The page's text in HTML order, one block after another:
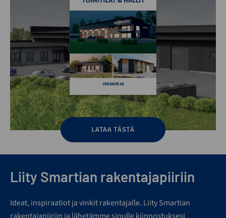
LATAA TÄSTÄ
Liity Smartian rakentajapiiriin
Ideat, inspiraatiot ja vinkit rakentajalle. Liity Smartian